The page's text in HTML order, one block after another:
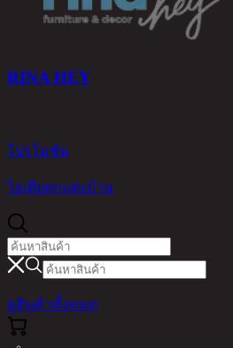
RINA HEY
โปรโมชัน
ไอเดียตกแต่งบ้าน
ดูสินค้าทั้งหมด